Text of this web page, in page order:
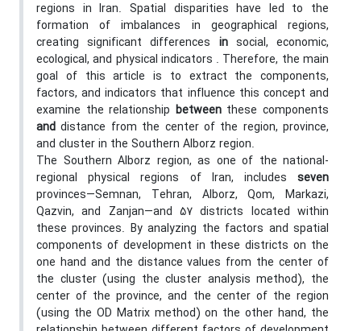
regions in Iran. Spatial disparities have led to the
formation of imbalances in geographical regions,
creating significant differences insocial, economic,
ecological, and physical indicators . Therefore, the main
goal of this article is to extract the components,
factors, and indicators that influence this concept and
examine the relationship betweenthese components
and distance from the center of the region, province,
and cluster in the Southern Alborz region.
The Southern Alborz region, as one of the national-
regional physical regions of Iran, includes seven
provinces—Semnan, Tehran, Alborz, Qom, Markazi,
Qazvin, and Zanjan—and 57 districts located within
these provinces. By analyzing the factors and spatial
components of development in these districts on the
one hand and the distance values from the center of
the cluster (using the cluster analysis method), the
center of the province, and the center of the region
(using the OD Matrix method) on the other hand, the